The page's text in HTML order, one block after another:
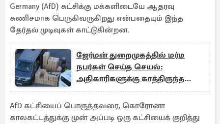
Germany (AfD) கட்சிக்கு மக்களிடையே ஆதரவு
கணிசமாக பெருகிவருகிறது என்பதையும் இந்த
தேர்தல் முடிவுகள் காட்டுகின்றன.
ஜேர்மன் துறைமுகத்தில் மர்ம
நபர்கள் செய்த செயல்:
அதிகாரிகளுக்கு காத்திருந்த
அதிர்ச்சி
AfD கட்சியைப் பொருத்தவரை, கொரோனா
காலகட்டத்துக்கு முன் அப்படி ஒரு கட்சியைக் குறித்து